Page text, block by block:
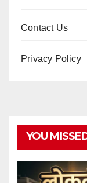
Contact Us
Privacy Policy
YOU